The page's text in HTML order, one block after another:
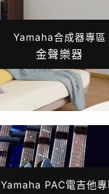
Yamaha合成器專區
金聲樂器
Yamaha PAC電吉他專